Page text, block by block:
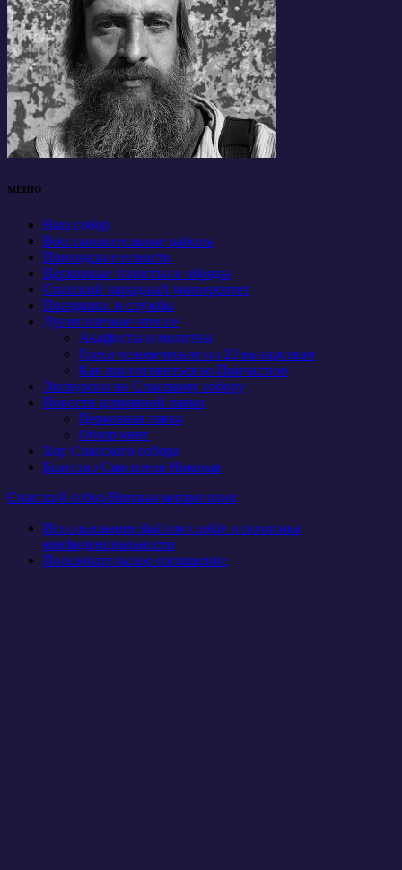
МЕНЮ
Наш собор
Восстановительные работы
Приходские новости
Церковные таинства и обряды
Спасский народный университет
Праздники и службы
Душеполезное чтение
Акафисты и молитвы
Грехи человеческие по 20 мытарствам
Как приготовиться ко Причастию
Экскурсии по Спасскому собору
Новости церковной лавки
Церковная лавка
Обзор книг
Хор Спасского собора
Братство Святителя Николая
Спасский собор Вятская митрополия
Использование файлов cookie и политика
конфиденциальности
Пользовательское соглашение